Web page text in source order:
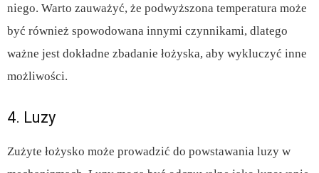
niego. Warto zauważyć, że podwyższona temperatura może
być również spowodowana innymi czynnikami, dlatego
ważne jest dokładne zbadanie łożyska, aby wykluczyć inne
możliwości.
4. Luzy
Zużyte łożysko może prowadzić do powstawania luzy w